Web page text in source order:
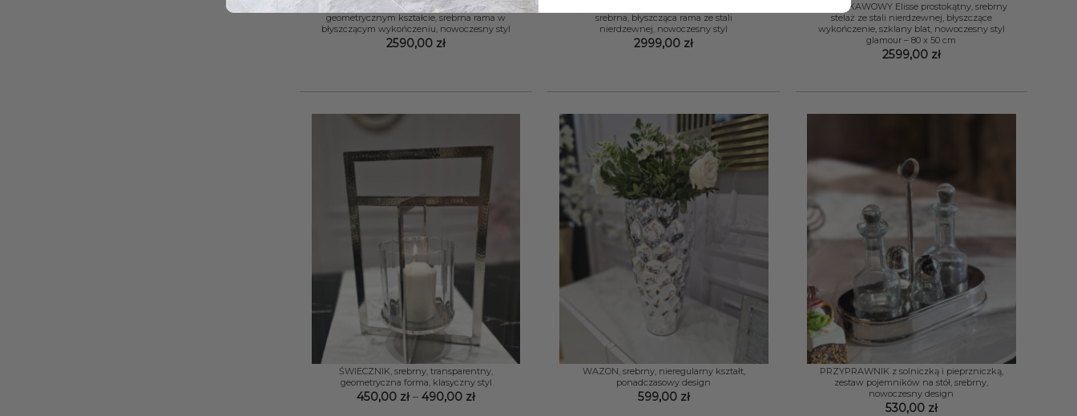
LUSTRO ŚCIENNE Monolith o
geometrycznym kształcie, srebrna rama w
błyszczącym wykończeniu, nowoczesny styl
2590,00 zł
srebrna, błyszcząca rama ze stali
nierdzewnej, nowoczesny styl
2999,00 zł
STOLIK KAWOWY Elisse prostokątny, srebrny
stelaż ze stali nierdzewnej, błyszczące
wykończenie, szklany blat, nowoczesny styl
glamour – 80 x 50 cm
2599,00 zł
ŚWIECZNIK, srebrny, transparentny,
geometryczna forma, klasyczny styl
450,00 zł – 490,00 złZakres
WAZON, srebrny, nieregularny kształt,
ponadczasowy design
599,00 zł
+
PRZYPRAWNIK z solniczką i pieprzniczką,
zestaw pojemników na stół, srebrny,
nowoczesny design
530,00 zł